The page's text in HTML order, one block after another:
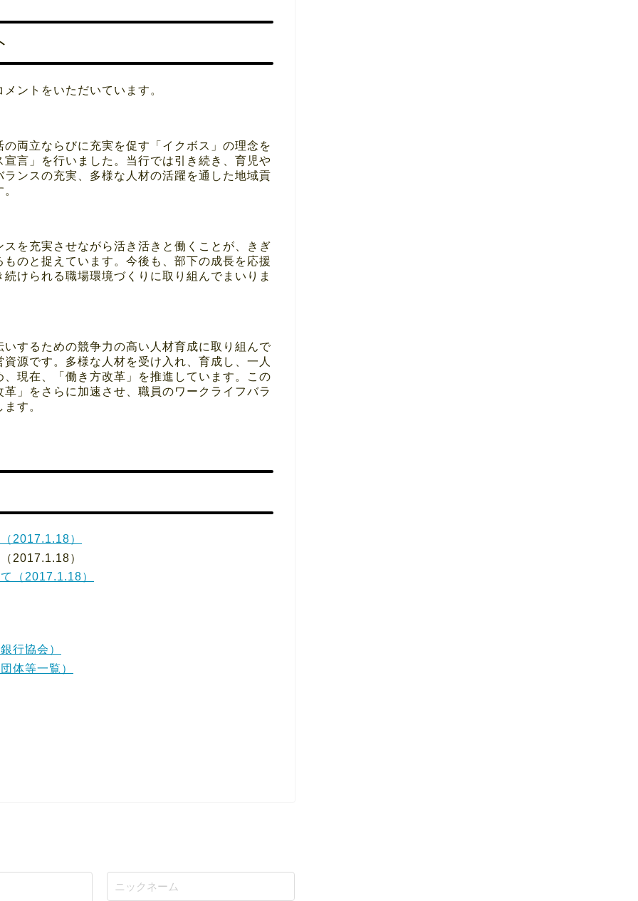
ントをいただいています。
両立ならびに充実を促す「イクボス」の理念を
言」を行いました。当行では引き続き、育児や
ンスの充実、多様な人材の活躍を通した地域貢
を充実させながら活き活きと働くことが、きぎ
のと捉えています。今後も、部下の成長を応援
けられる職場環境づくりに取り組んでまいりま
するための競争力の高い人材育成に取り組んで
源です。多様な人材を受け入れ、育成し、一人
現在、「働き方改革」を推進しています。この
」をさらに加速させ、職員のワークライフバラ
す。
2017.1.18）
2017.1.18）
（2017.1.18）
行協会）
体等一覧）